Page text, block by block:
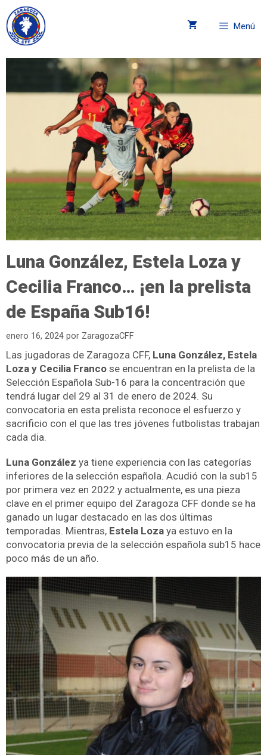
Menú
Luna González, Estela Loza y
Cecilia Franco… ¡en la prelista
de España Sub16!
enero 16, 2024 por ZaragozaCFF
Las jugadoras de Zaragoza CFF, Luna González, Estela
Loza y Cecilia Franco se encuentran en la prelista de la
Selección Española Sub-16 para la concentración que
tendrá lugar del 29 al 31 de enero de 2024. Su
convocatoria en esta prelista reconoce el esfuerzo y
sacrificio con el que las tres jóvenes futbolistas trabajan
cada dia.
Luna González ya tiene experiencia con las categorías
inferiores de la selección española. Acudió con la sub15
por primera vez en 2022 y actualmente, es una pieza
clave en el primer equipo del Zaragoza CFF donde se ha
ganado un lugar destacado en las dos últimas
temporadas. Mientras, Estela Loza ya estuvo en la
convocatoria previa de la selección española sub15 hace
poco más de un año.